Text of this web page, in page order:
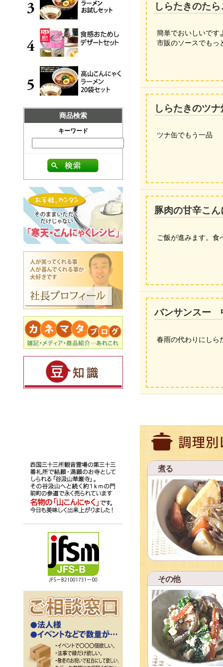
商品検索
キーワード
しらたきのた
簡単でおいしいです
市販のソースでもっ
しらたきのツナ
ツナ缶でもう一品
豚肉の甘辛こ
ご飯が進みます。食
バンサンスー
春雨の代わりにしら
煮る
その他